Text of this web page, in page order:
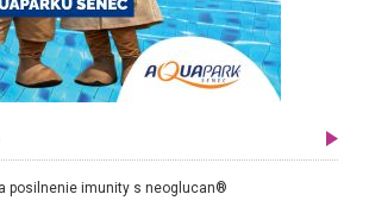
posilnenie imunity s neoglucan®